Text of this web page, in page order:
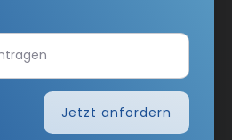
kündigen
Jetzt anfordern